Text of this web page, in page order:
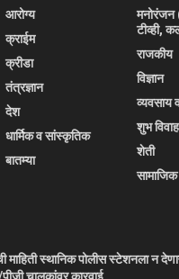
आरोग्य
क्राईम
क्रीडा
तंत्रज्ञान
देश
धार्मिक व सांस्कृतिक
बातम्या
मनोरंजन
टीव्ही,
राजकीय
विज्ञान
व्यवसाय
शुभ विवाह
शेती
सामाजिक
माहिती स्थानिक पोलीस स्टेशनला न
चालकांवर कारवाई